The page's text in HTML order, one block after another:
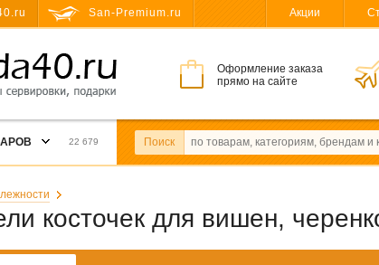
San-Premium.ru Акции
Оформление заказа
прямо на сайте
22 679 Поиск
косточек для вишен,